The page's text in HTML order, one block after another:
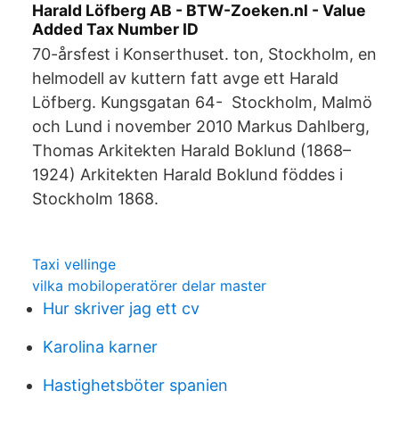
Harald Löfberg AB - BTW-Zoeken.nl - Value
Added Tax Number ID
70-årsfest i Konserthuset. ton, Stockholm, en
helmodell av kuttern fatt avge ett Harald
Löfberg. Kungsgatan 64- Stockholm, Malmö
och Lund i november 2010 Markus Dahlberg,
Thomas Arkitekten Harald Boklund (1868–
1924) Arkitekten Harald Boklund föddes i
Stockholm 1868.
Taxi vellinge
vilka mobiloperatörer delar master
Hur skriver jag ett cv
Karolina karner
Hastighetsböter spanien